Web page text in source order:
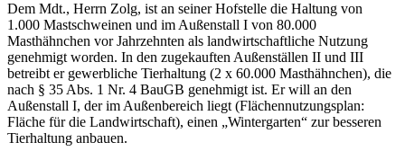
Dem Mdt., Herrn Zolg, ist an seiner Hofstelle die Haltung von
1.000 Mastschweinen und im Außenstall I von 80.000
Masthähnchen vor Jahrzehnten als landwirtschaftliche Nutzung
genehmigt worden. In den zugekauften Außenställen II und III
betreibt er gewerbliche Tierhaltung (2 x 60.000 Masthähnchen), die
nach § 35 Abs. 1 Nr. 4 BauGB genehmigt ist. Er will an den
Außenstall I, der im Außenbereich liegt (Flächennutzungsplan:
Fläche für die Landwirtschaft), einen „Wintergarten“ zur besseren
Tierhaltung anbauen.